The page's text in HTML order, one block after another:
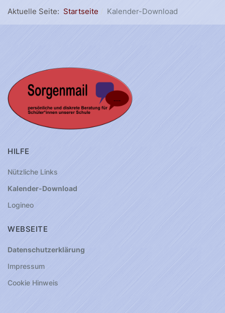
Aktuelle Seite: Startseite Kalender-Download
HILFE
Nützliche Links
Kalender-Download
Logineo
WEBSEITE
Datenschutzerklärung
Impressum
Cookie Hinweis